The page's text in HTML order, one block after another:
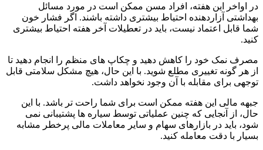
در اواخر این هفته، افراد مسن ممکن است در مورد مسائل
بهداشتی آزاردهنده احتیاط بیشتری داشته باشند. اگر فشار خون
شما قابل اعتماد نیست، باید در تعطیلات آخر هفته احتیاط بیشتری
کنید.
مصرف نمک خود را کاهش دهید و چکاپ های منظم را انجام دهید تا
از هر گونه تغییری مطلع شوید. با این حال، هیچ مشکل سلامتی قابل
توجهی برای مقابله با آن وجود نخواهد داشت.
جبهه مالی این هفته ممکن است برای شما راحت تر باشد. با این
حال، از آنجایی که چنین عملیاتی توسط سیاره ها پشتیبانی نمی
شود، باید در بازارهای سهام و سایر معاملات مالی پرخطر مشابه
بسیار با دقت معامله کنید.